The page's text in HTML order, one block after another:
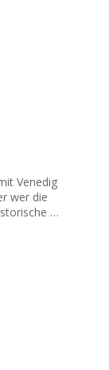
Venedig
wer die
…